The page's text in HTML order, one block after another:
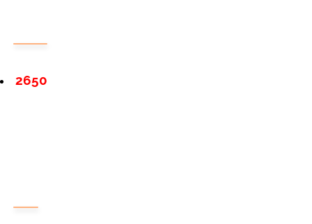
2650